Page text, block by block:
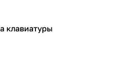
клавиатуры